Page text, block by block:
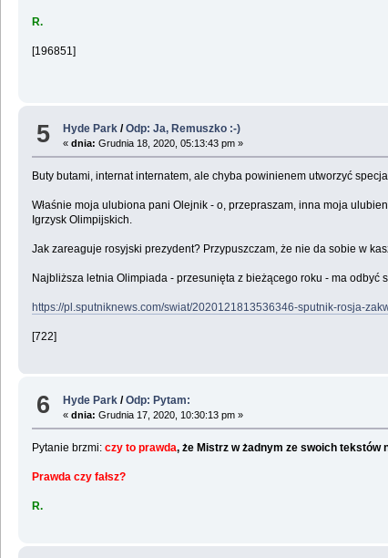
R.
[196851]
5 Hyde Park /Odp: Ja, Remuszko :-)
«dnia: Grudnia 18, 2020, 05:13:43 pm »
Buty butami, internat internatem, ale chyba powinienem utworzyć
Właśnie moja ulubiona pani Olejnik - o, przepraszam, inna moja
Igrzysk Olimpijskich.
Jak zareaguje rosyjski prezydent? Przypuszczam, że nie da sobie w
Najbliższa letnia Olimpiada - przesunięta z bieżącego roku - ma
https://pl.sputniknews.com/swiat/2020121813536346-sputnik-rosja-
[722]
6 Hyde Park /Odp: Pytam:
«dnia: Grudnia 17, 2020, 10:30:13 pm »
Pytanie brzmi: czy to prawda, że Mistrz w żadnym ze swoich tekstów
Prawda czy fałsz?
R.